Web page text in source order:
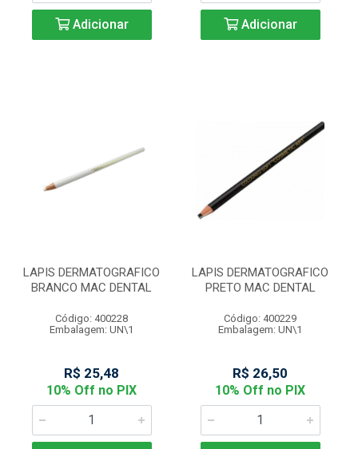
Adicionar Adicionar
LAPIS DERMATOGRAFICO
BRANCO MAC DENTAL
Código: 400228
Embalagem: UN\1
R$ 25,48
10% Off no PIX
LAPIS DERMATOGRAFICO
PRETO MAC DENTAL
Código: 400229
Embalagem: UN\1
R$ 26,50
10% Off no PIX